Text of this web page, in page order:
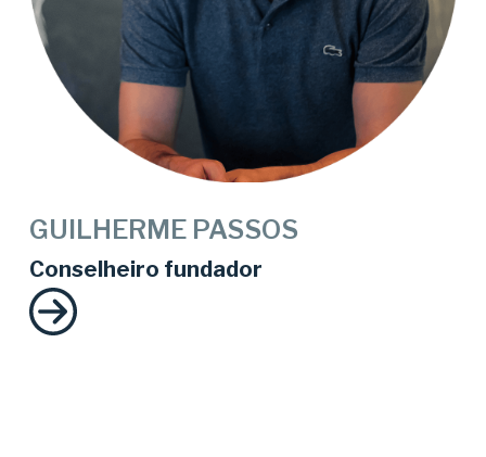
Conselheiro fundador
GUILHERME PASSOS